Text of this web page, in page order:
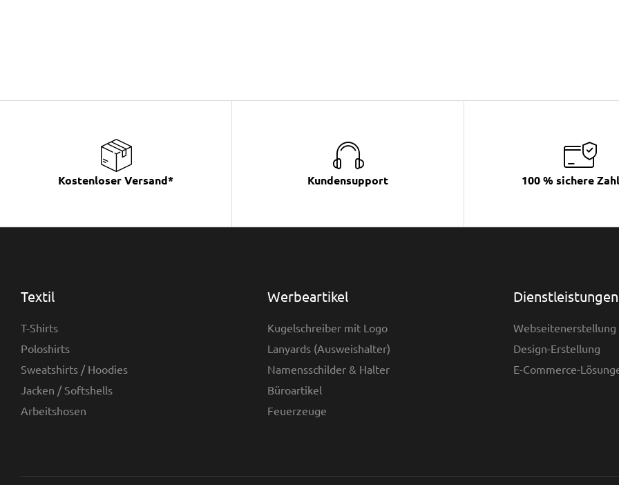
Kostenloser Versand* Kundensupport 100 % sichere
Textil
T-Shirts
Poloshirts
Sweatshirts / Hoodies
Jacken / Softshells
Arbeitshosen
Werbeartikel
Kugelschreiber mit Logo
Lanyards (Ausweishalter)
Namensschilder & Halter
Büroartikel
Feuerzeuge
Dienstleistungen
Webseitenerstellung
Design-Erstellung
E-Commerce-